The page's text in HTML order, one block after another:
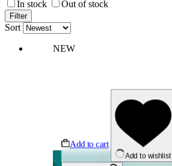
In stock Out of stock
Filter
Sort
NEW
Add to cart
Add to wishlist